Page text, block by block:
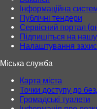
Інформаційна
Публічні тендери
Сервісний портал
Підпишіться на
Налаштування
Міська служба
Карта міста
Точки доступу до
Громадські туалети